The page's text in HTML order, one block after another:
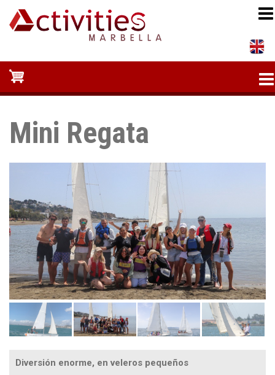
Pasar
Mini Regata
Diversión enorme, en veleros pequeños